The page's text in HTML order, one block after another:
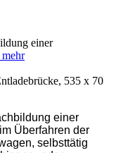
einer
mehr
535 x 70
einer
Überfahren der
selbsttätig